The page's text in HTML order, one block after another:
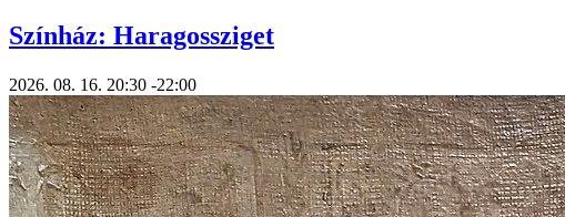
Színház: Haragossziget
2026. 08. 16. 20:30 -22:00